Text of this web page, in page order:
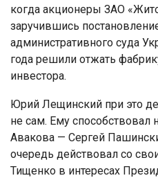
когда акционеры ЗАО
заручившись
административного суда
года решили отжать
инвестора.
Юрий Лещинский при это
не сам. Ему способствовал
Авакова — Сергей
очередь действовал со
Тищенко в интересах